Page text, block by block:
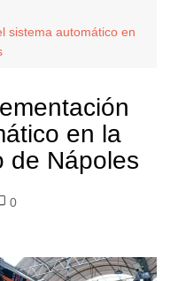
sistema automático en
en la
de Nápoles
0